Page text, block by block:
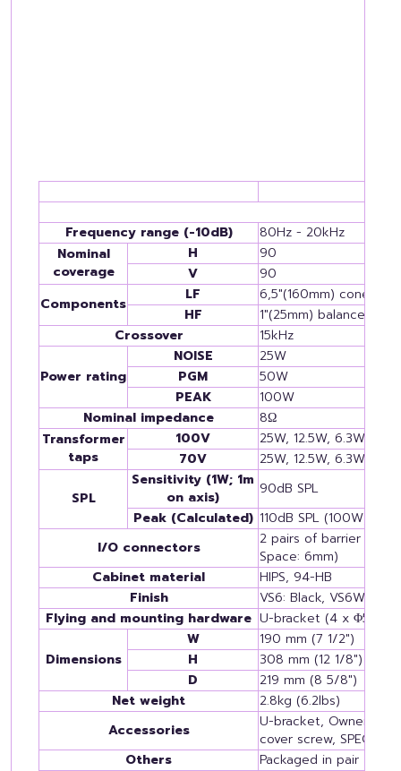
Frequency range (-10dB)
80Hz - 20kHz
Nominal
coverage
H
90
V
90
Components
LF
6,5"(160mm) cone
HF
1"(25mm) balanced
Crossover
15kHz
Power rating
NOISE
25W
PGM
50W
PEAK
100W
Nominal impedance
8Ω
Transformer
taps
100V
25W, 12.5W, 6.3W
70V
25W, 12.5W, 6.3W, 3.1W
SPL
Sensitivity (1W; 1m
on axis)
90dB SPL
Peak (Calculated) 110dB SPL (100W)
I/O connectors
2 pairs of barrier strip
Space: 6mm)
Cabinet material
HIPS, 94-HB
Finish
VS6: Black, VS6W:
Flying and mounting hardware U-bracket (4 x
Dimensions
W
190 mm (7 1/2")
H
308 mm (12 1/8")
D
219 mm (8 5/8")
Net weight
2.8kg (6.2lbs)
Accessories
U-bracket, Owner's
cover screw,
Others
Packaged in pair